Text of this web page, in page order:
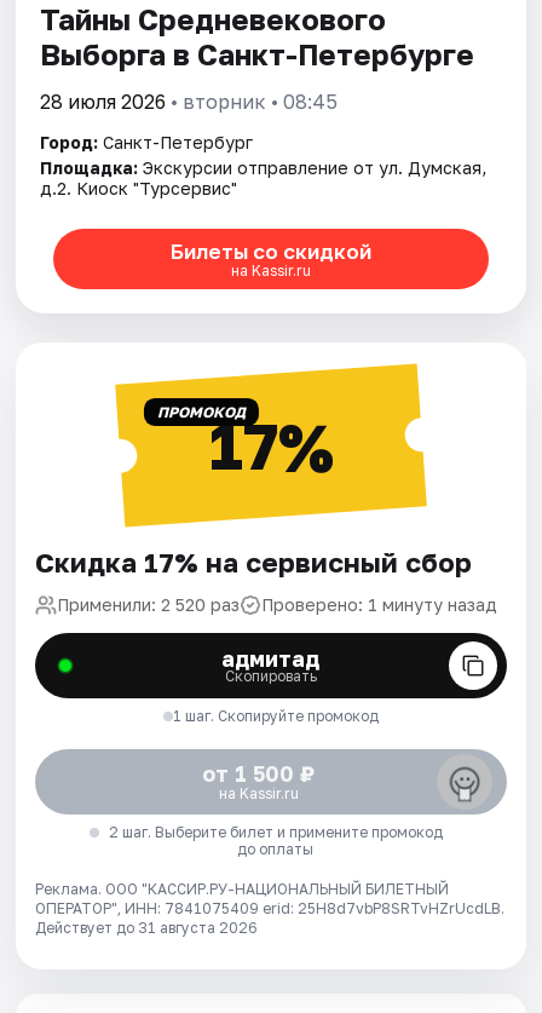
Тайны Средневекового
Выборга в Санкт-Петербурге
28 июля 2026 • вторник • 08:45
Город: Санкт-Петербург
Площадка: Экскурсии отправление от ул. Думская,
д.2. Киоск "Турсервис"
Билеты со скидкой
на Kassir.ru
ПРОМОКОД17%
Скидка 17% на сервисный сбор
Применили: 2 520 раз Проверено: 1 минуту назад
адмитад
Скопировать
1 шаг. Скопируйте промокод
от 1 500 ₽
на Kassir.ru
2 шаг. Выберите билет и примените промокод
до оплаты
Реклама. ООО "КАССИР.РУ-НАЦИОНАЛЬНЫЙ БИЛЕТНЫЙ
ОПЕРАТОР", ИНН: 7841075409 erid: 25H8d7vbP8SRTvHZrUcdLB.
Действует до 31 августа 2026